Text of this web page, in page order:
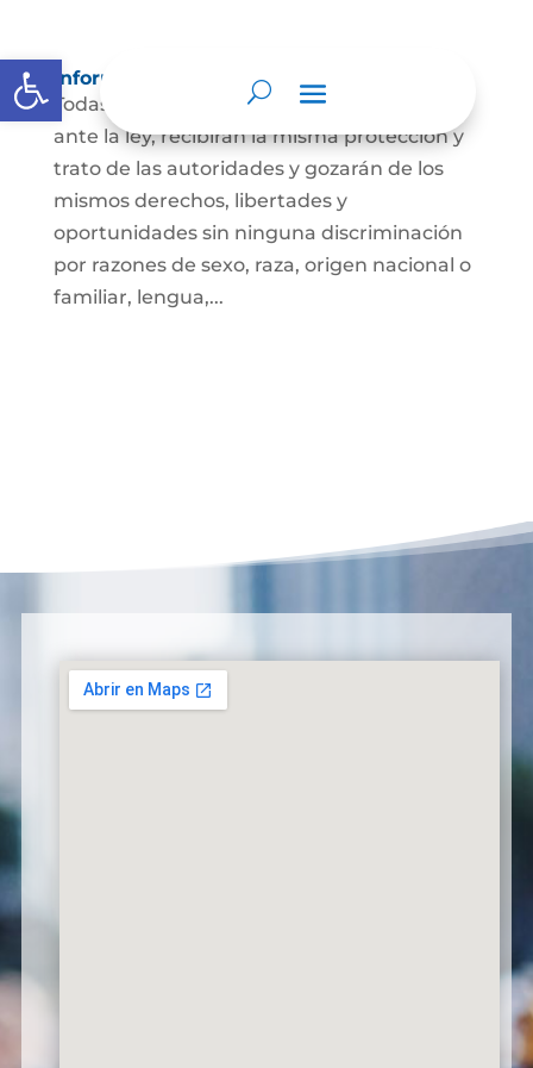
Abrir barra de herramientas
Información para Mujeres.
Todas las personas nacen libres e iguales
ante la ley, recibirán la misma protección y
trato de las autoridades y gozarán de los
mismos derechos, libertades y
oportunidades sin ninguna discriminación
por razones de sexo, raza, origen nacional o
familiar, lengua,...